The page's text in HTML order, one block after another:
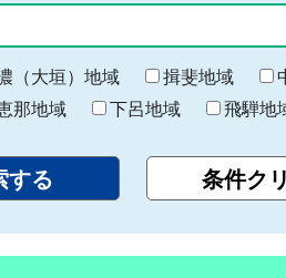
（大垣）地域 揖斐地域
那地域 下呂地域 飛騨地